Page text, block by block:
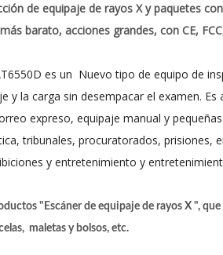
de equipaje de rayos X y paquetes
barato, acciones grandes, con CE,
es un Nuevo tipo de equipo de
y la carga sin desempacar el examen. Es
expreso, equipaje manual y
tribunales, procuratorados, prisiones,
y entretenimiento y
"Escáner de equipaje de rayos X ",
maletas y bolsos, etc.